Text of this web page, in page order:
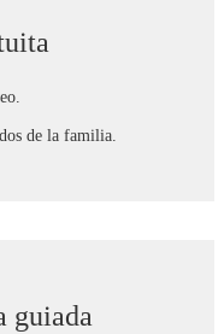
de la familia.
guiada